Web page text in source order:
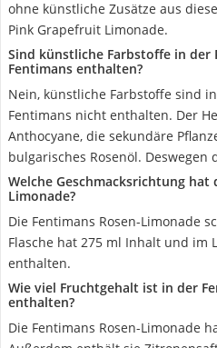
ohne künstliche Zusätze aus
Pink Grapefruit Limonade.
Sind künstliche Farbstoffe in der
Fentimans enthalten?
Nein, künstliche Farbstoffe sind
Fentimans nicht enthalten. Der
Anthocyane, die sekundäre
bulgarisches Rosenöl. Deswegen
Welche Geschmacksrichtung hat
Limonade?
Die Fentimans Rosen-Limonade
Flasche hat 275 ml Inhalt und im
enthalten.
Wie viel Fruchtgehalt ist in der
enthalten?
Die Fentimans Rosen-Limonade